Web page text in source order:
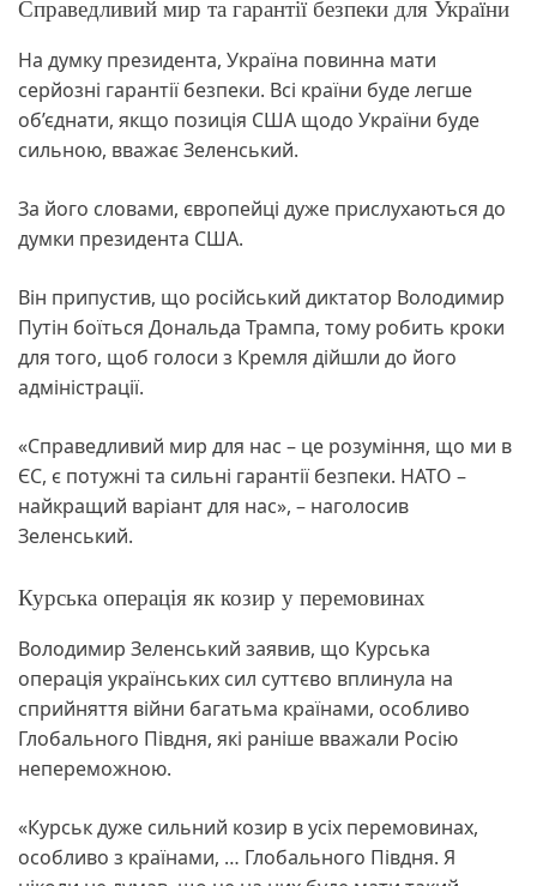
Справедливий мир та гарантії безпеки для України
На думку президента, Україна повинна мати
серйозні гарантії безпеки. Всі країни буде легше
об’єднати, якщо позиція США щодо України буде
сильною, вважає Зеленський.
За його словами, європейці дуже прислухаються до
думки президента США.
Він припустив, що російський диктатор Володимир
Путін боїться Дональда Трампа, тому робить кроки
для того, щоб голоси з Кремля дійшли до його
адміністрації.
«Справедливий мир для нас – це розуміння, що ми в
ЄС, є потужні та сильні гарантії безпеки. НАТО –
найкращий варіант для нас», – наголосив
Зеленський.
Курська операція як козир у перемовинах
Володимир Зеленський заявив, що Курська
операція українських сил суттєво вплинула на
сприйняття війни багатьма країнами, особливо
Глобального Півдня, які раніше вважали Росію
непереможною.
«Курськ дуже сильний козир в усіх перемовинах,
особливо з країнами, … Глобального Півдня. Я